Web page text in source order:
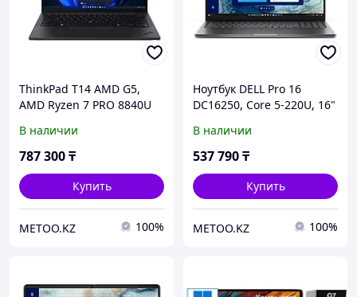
ThinkPad T14 AMD G5,
AMD Ryzen 7 PRO 8840U
WUXGA Non-Touch,
W11P64 RUS, 16.0GB
В наличии
787 300₸
Купить
METOO.KZ 100%
Ноутбук DELL Pro 16
DC16250, Core 5-220U, 16"
512Gb M.2, W11Pro
В наличии
537 790₸
Купить
METOO.KZ 100%